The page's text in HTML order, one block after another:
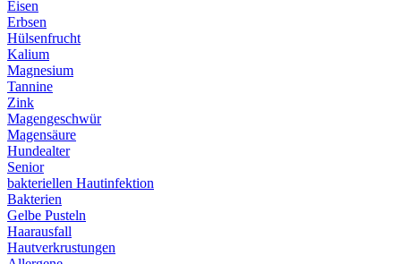
Eisen
Erbsen
Hülsenfrucht
Kalium
Magnesium
Tannine
Zink
Magengeschwür
Magensäure
Hundealter
Senior
bakteriellen Hautinfektion
Bakterien
Gelbe Pusteln
Haarausfall
Hautverkrustungen